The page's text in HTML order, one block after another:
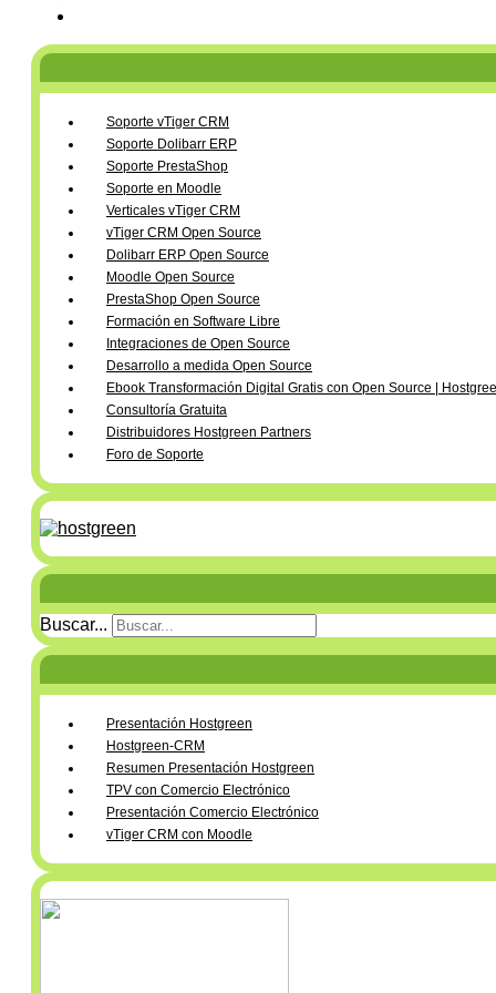
Soporte vTiger CRM
Soporte Dolibarr ERP
Soporte PrestaShop
Soporte en Moodle
Verticales vTiger CRM
vTiger CRM Open Source
Dolibarr ERP Open Source
Moodle Open Source
PrestaShop Open Source
Formación en Software Libre
Integraciones de Open Source
Desarrollo a medida Open Source
Ebook Transformación Digital Gratis con Open Source |
Consultoría Gratuita
Distribuidores Hostgreen Partners
Foro de Soporte
Buscar...
Presentación Hostgreen
Hostgreen-CRM
Resumen Presentación Hostgreen
TPV con Comercio Electrónico
Presentación Comercio Electrónico
vTiger CRM con Moodle